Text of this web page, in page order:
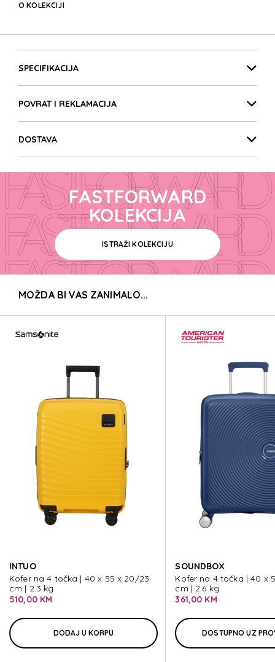
O KOLEKCIJI
SPECIFIKACIJA
POVRAT I REKLAMACIJA
DOSTAVA
FASTFORWARD
FASTFORWARD
FASTFORWARD
FASTFORWARD
FASTFORWARD
FASTFORWARD
FASTFORWARD
FASTFORWARD
FASTFORWARD
FASTFORWARD
FASTFORWARD
FASTFORWARD
FASTFORWARD
FASTFORWARD
KOLEKCIJA
ISTRAŽI KOLEKCIJU
MOŽDA BI VAS ZANIMALO...
INTUO
Kofer na 4 točka | 40 x 55 x 20/23
cm | 2.3 kg
510,00 KM
DODAJ U KORPU
SOUNDBOX
Kofer na 4 točka | 40 x
cm | 2.6 kg
361,00 KM
DOSTUPNO UZ